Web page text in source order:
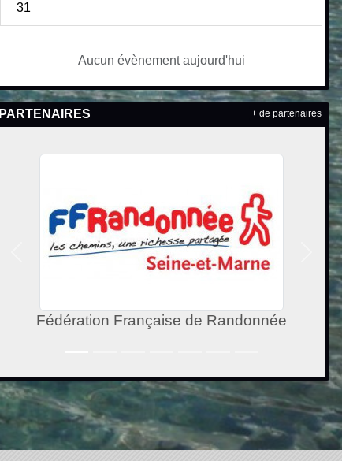
31
Aucun évènement aujourd'hui
PARTENAIRES
Coderando
Précedent
+ de partenaires